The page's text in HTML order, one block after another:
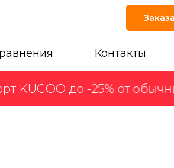
Контакты
KUGOO до -25% от